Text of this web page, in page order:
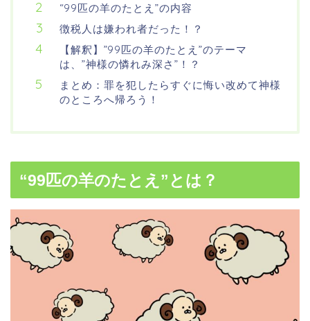
“99匹の羊のたとえ”の内容
徴税人は嫌われ者だった！？
【解釈】”99匹の羊のたとえ”のテーマ
は、”神様の憐れみ深さ”！？
まとめ：罪を犯したらすぐに悔い改めて神様
のところへ帰ろう！
“99匹の羊のたとえ”とは？